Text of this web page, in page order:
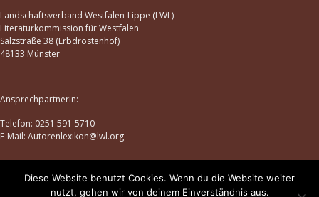
Landschaftsverband Westfalen-Lippe (LWL)
Literaturkommission für Westfalen
Salzstraße 38 (Erbdrostenhof)
48133 Münster
Ansprechpartnerin:
Telefon: 0251 591-5710
E-Mail: Autorenlexikon@lwl.org
Datenschutz |Impressum
Diese Website benutzt Cookies. Wenn du die Website weiter
nutzt, gehen wir von deinem Einverständnis aus.